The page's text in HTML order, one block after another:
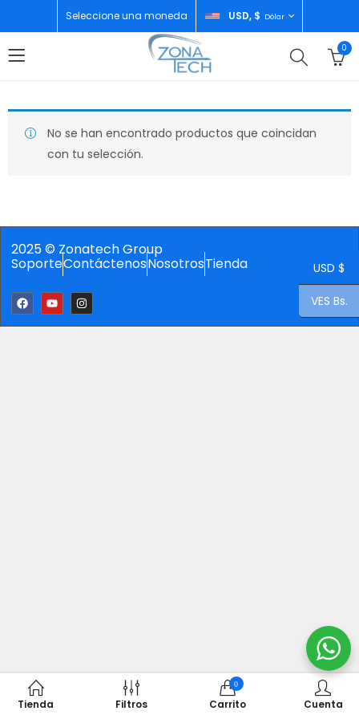
Seleccione una moneda USD, $ Dólar
0
No se han encontrado productos que coincidan
con tu selección.
2025 © Zonatech Group
SoporteContáctenosNosotrosTienda
Tienda Filtros
0
Carrito Cuenta
USD $
VES Bs.